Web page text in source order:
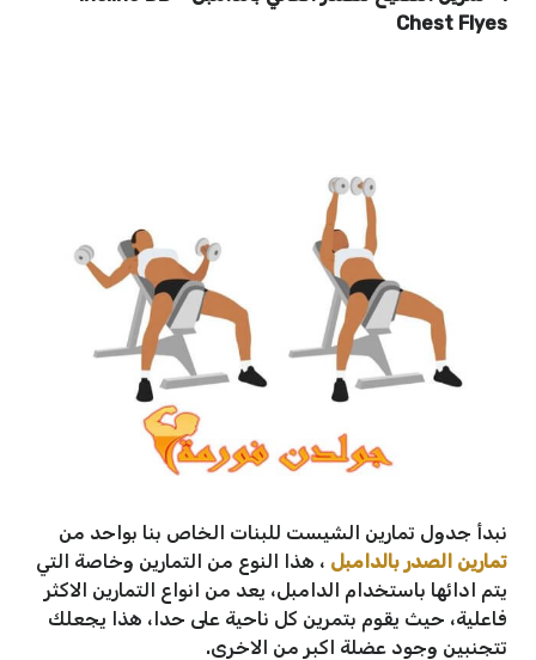
Chest Flyes
نبدأ جدول تمارين الشيست للبنات الخاص بنا بواحد من
تمارين الصدر بالدامبل ، هذا النوع من التمارين وخاصة التي
يتم ادائها باستخدام الدامبل، يعد من انواع التمارين الاكثر
فاعلية، حيث يقوم بتمرين كل ناحية على حدا، هذا يجعلك
تتجنبين وجود عضلة اكبر من الاخرى.